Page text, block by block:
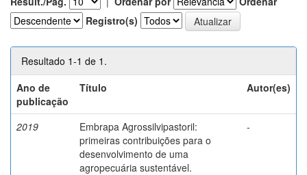
Registro(s)
Resultado 1-1 de 1.
Ano de
publicação
Título Autor(es)
2019
Embrapa Agrossilvipastoril:
primeiras contribuições para o
desenvolvimento de uma
agropecuária sustentável.
-